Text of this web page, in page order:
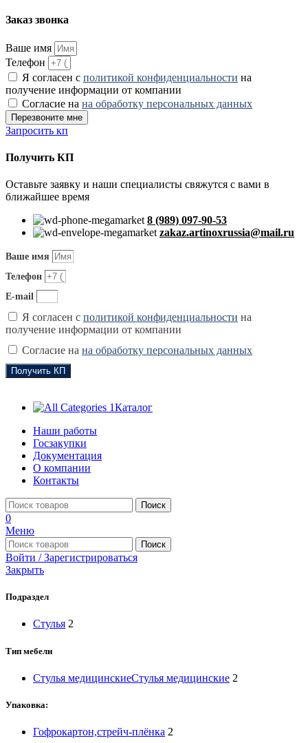
Заказ звонка
Ваше имя
Телефон
Я согласен с политикой конфиденциальности на
получение информации от компании
Согласие на на обработку персональных данных
Перезвоните мне
Запросить кп
Получить КП
Оставьте заявку и наши специалисты свяжутся с вами в
ближайшее время
8 (989) 097-90-53
zakaz.artinoxrussia@mail.ru
Ваше имя
Телефон
E-mail
Я согласен с политикой конфиденциальности на
получение информации от компании
Согласие на на обработку персональных данных
Получить КП
Каталог
Наши работы
Госзакупки
Документация
О компании
Контакты
Поиск
0
Меню
Поиск
Войти / Зарегистрироваться
Закрыть
Подраздел
Стулья 2
Тип мебели
Стулья медицинскиеСтулья медицинские 2
Упаковка:
Гофрокартон,стрейч-плёнка 2